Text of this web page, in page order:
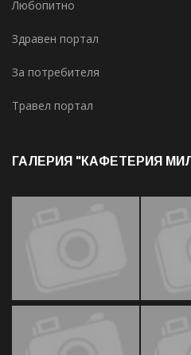
Любопитно
Здравен портал
За потребителя
Травел портал
ГАЛЕРИЯ "КАФЕТЕРИЯ